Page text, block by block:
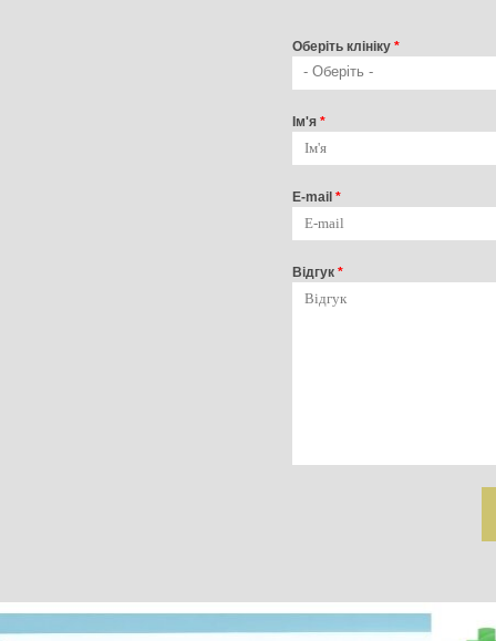
Оберiть клiнiку *
- Оберіть -
Iм'я *
E-mail *
Відгук *